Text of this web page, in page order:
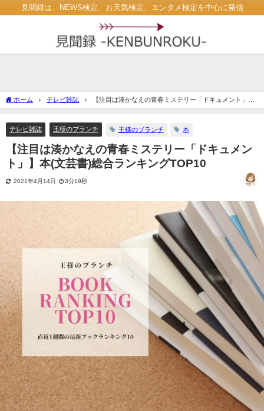
見聞録は、NEWS検定、お天気検定、エンタメ検定を中心に発信
ホーム テレビ雑誌
【注目は湊かなえの青春ミステリー「ドキュメント」】
本(文芸書)総合ランキングTOP10
テレビ雑誌 王様のブランチ 王様のブランチ 本
【注目は湊かなえの青春ミステリー「ドキュメン
ト」】本(文芸書)総合ランキングTOP10
2021年4月14日 3分19秒